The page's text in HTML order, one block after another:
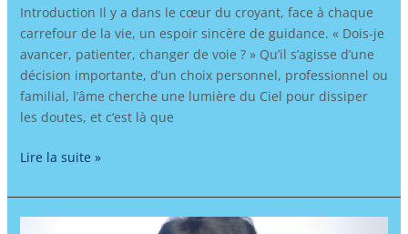
Introduction Il y a dans le cœur du croyant, face à chaque
carrefour de la vie, un espoir sincère de guidance. « Dois-je
avancer, patienter, changer de voie ? » Qu’il s’agisse d’une
décision importante, d’un choix personnel, professionnel ou
familial, l’âme cherche une lumière du Ciel pour dissiper
les doutes, et c’est là que
Lire la suite »